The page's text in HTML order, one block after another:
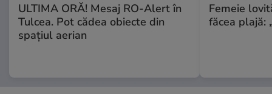
ULTIMA ORĂ! Mesaj RO-Alert în
Tulcea. Pot cădea obiecte din
spațiul aerian
Femeie
făcea plajă: